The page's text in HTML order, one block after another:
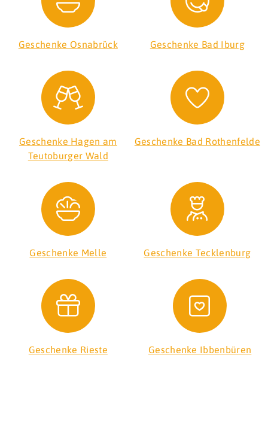
Geschenke Osnabrück Geschenke Bad Iburg
Geschenke Hagen am
Teutoburger Wald
Geschenke Bad Rothenfelde
Geschenke Melle Geschenke Tecklenburg
Geschenke Rieste Geschenke Ibbenbüren